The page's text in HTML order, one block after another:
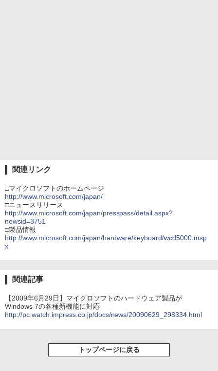
関連リンク
□マイクロソフトのホームページ
http://www.microsoft.com/japan/
□ニュースリリース
http://www.microsoft.com/japan/presspass/detail.aspx?
newsid=3751
□製品情報
http://www.microsoft.com/japan/hardware/keyboard/wcd5000.msp
x
関連記事
【2009年6月29日】マイクロソフトのハードウェア製品が
Windows 7の各種新機能に対応
http://pc.watch.impress.co.jp/docs/news/20090629_298334.html
トップページに戻る